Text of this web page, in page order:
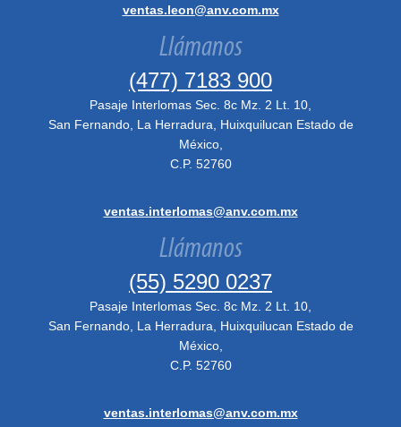
ventas.leon@anv.com.mx
Llámanos
(477) 7183 900
Pasaje Interlomas Sec. 8c Mz. 2 Lt. 10,
San Fernando, La Herradura, Huixquilucan Estado de
México,
C.P. 52760
ventas.interlomas@anv.com.mx
Llámanos
(55) 5290 0237
Pasaje Interlomas Sec. 8c Mz. 2 Lt. 10,
San Fernando, La Herradura, Huixquilucan Estado de
México,
C.P. 52760
ventas.interlomas@anv.com.mx